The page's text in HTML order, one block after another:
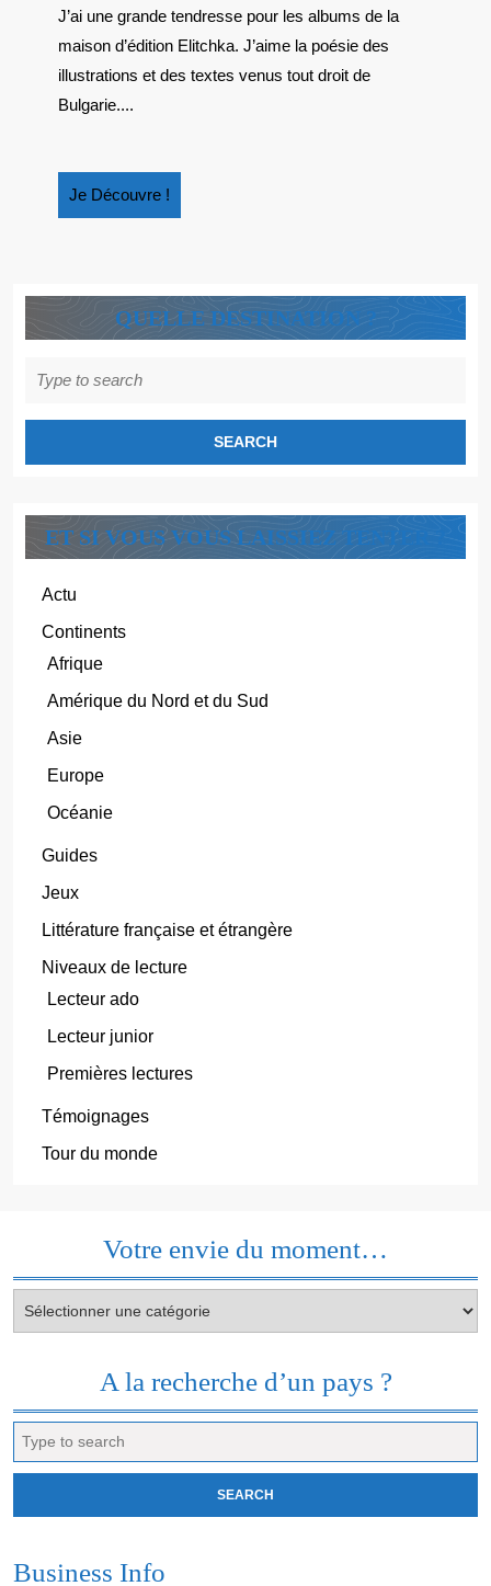
BULGARIE
J’ai une grande tendresse pour les albums de la
maison d’édition Elitchka. J’aime la poésie des
illustrations et des textes venus tout droit de
Bulgarie....
Je Découvre !
Découvre
QUELLE DESTINATION ?
for:
ET SI VOUS VOUS LAISSIEZ TENTER ?
Actu
Continents
Afrique
Amérique du Nord et du Sud
Asie
Europe
Océanie
Guides
Jeux
Littérature française et étrangère
Niveaux de lecture
Lecteur ado
Lecteur junior
Premières lectures
Témoignages
Tour du monde
Votre envie du moment…
envie
A la recherche d’un pays ?
for:
Business Info